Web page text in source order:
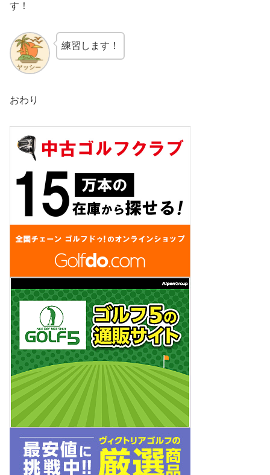
す！
練習します！
おわり